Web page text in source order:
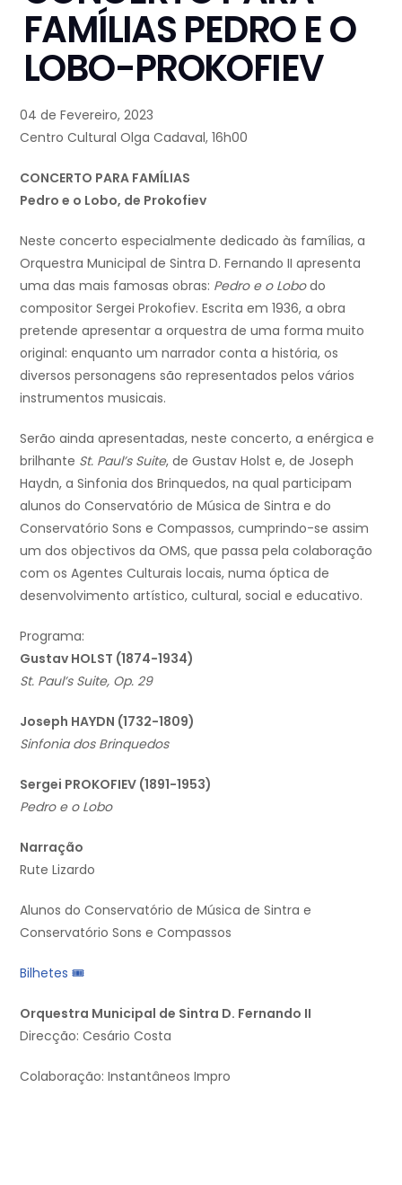
FAMÍLIAS PEDRO E O
LOBO-PROKOFIEV
04 de Fevereiro, 2023
Centro Cultural Olga Cadaval, 16h00
CONCERTO PARA FAMÍLIAS
Pedro e o Lobo, de Prokofiev
Neste concerto especialmente dedicado às famílias, a
Orquestra Municipal de Sintra D. Fernando II apresenta
uma das mais famosas obras: Pedro e o Lobodo
compositor Sergei Prokofiev. Escrita em 1936, a obra
pretende apresentar a orquestra de uma forma muito
original: enquanto um narrador conta a história, os
diversos personagens são representados pelos vários
instrumentos musicais.
Serão ainda apresentadas, neste concerto, a enérgica e
brilhante St. Paul’s Suite, de Gustav Holst e, de Joseph
Haydn, a Sinfonia dos Brinquedos, na qual participam
alunos do Conservatório de Música de Sintra e do
Conservatório Sons e Compassos, cumprindo-se assim
um dos objectivos da OMS, que passa pela colaboração
com os Agentes Culturais locais, numa óptica de
desenvolvimento artístico, cultural, social e educativo.
Programa:
Gustav HOLST (1874-1934)
St. Paul’s Suite, Op. 29
Joseph HAYDN (1732-1809)
Sinfonia dos Brinquedos
Sergei PROKOFIEV (1891-1953)
Pedro e o Lobo
Narração
Rute Lizardo
Alunos do Conservatório de Música de Sintra e
Conservatório Sons e Compassos
Bilhetes 🎟
Orquestra Municipal de Sintra D. Fernando II
Direcção: Cesário Costa
Colaboração: Instantâneos Impro